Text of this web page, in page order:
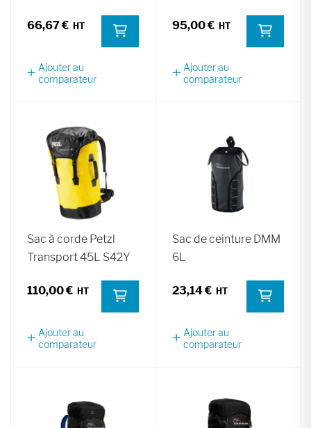
66,67 €
Ajouter au
comparateur
95,00 €
Ajouter au
comparateur
Sac à corde Petzl
Transport 45L S42Y
110,00 €
Ajouter au
comparateur
Sac de ceinture DMM
6L
23,14 €
Ajouter au
comparateur